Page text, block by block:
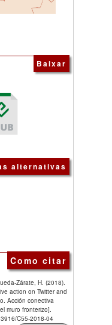
Baixar
alternativas
Como citar
Zárate, H. (2018).
action on Twitter and
Acción conectiva
muro fronterizo].
C55-2018-04